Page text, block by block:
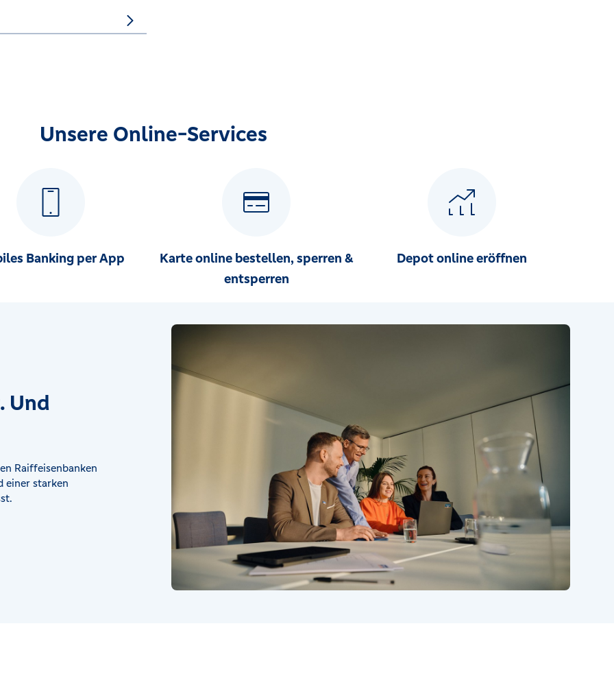
Unsere Online-Services
Banking per App
Karte online bestellen, sperren &
entsperren
Depot online eröffnen
Und
Raiffeisenbanken
einer starken